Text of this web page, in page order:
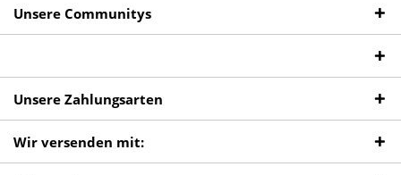
Unsere Communitys
Unsere Zahlungsarten
Wir versenden mit: